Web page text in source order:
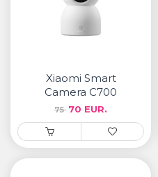
Xiaomi Smart
Camera C700
75 70 EUR.
PLAYSTATION
ПРОЕКТОРИ